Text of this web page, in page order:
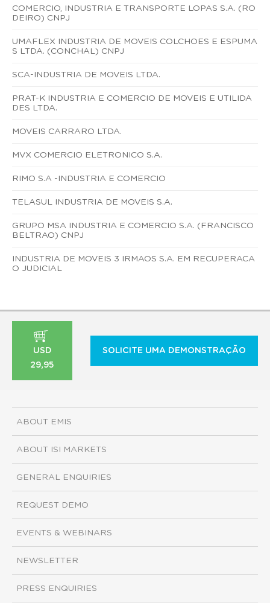
COMERCIO, INDUSTRIA E TRANSPORTE LOPAS S.A. (RO
DEIRO) CNPJ
UMAFLEX INDUSTRIA DE MOVEIS COLCHOES E ESPUMA
S LTDA. (CONCHAL) CNPJ
SCA-INDUSTRIA DE MOVEIS LTDA.
PRAT-K INDUSTRIA E COMERCIO DE MOVEIS E UTILIDA
DES LTDA.
MOVEIS CARRARO LTDA.
MVX COMERCIO ELETRONICO S.A.
RIMO S.A -INDUSTRIA E COMERCIO
TELASUL INDUSTRIA DE MOVEIS S.A.
GRUPO MSA INDUSTRIA E COMERCIO S.A. (FRANCISCO
BELTRAO) CNPJ
INDUSTRIA DE MOVEIS 3 IRMAOS S.A. EM RECUPERACA
O JUDICIAL
USD
29,95
SOLICITE UMA DEMONSTRAÇÃO
ABOUT EMIS
ABOUT ISI MARKETS
GENERAL ENQUIRIES
REQUEST DEMO
EVENTS & WEBINARS
NEWSLETTER
PRESS ENQUIRIES